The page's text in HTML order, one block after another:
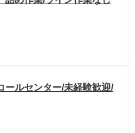
ールセンター/未経験歓迎/